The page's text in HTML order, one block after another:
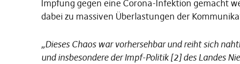
Impfung gegen eine Corona-Infektion gemacht
dabei zu massiven Überlastungen der
„Dieses Chaos war vorhersehbar und reiht sich
und insbesondere der Impf-Politik [2] des Landes